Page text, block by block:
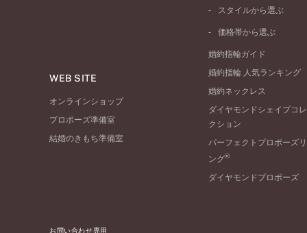
WEB SITE
オンラインショップ
プロポーズ準備室
結婚のきもち準備室
お問い合わせ専用
ペールブラウンゴール
V字ライン
ソリテール
ダブルサイドメレ
ラインメレ
スタイルから選ぶ
シンプル
モード
エレガント
ゴージャス
価格帯から選ぶ
50万円台～
20万円台～
10万円台～
婚約指輪ガイド
婚約指輪 人気ランキング
婚約ネックレス
ダイヤモンドシェイプコレ
クション
パーフェクトプロポーズリ
ング®
ダイヤモンドプロポーズ